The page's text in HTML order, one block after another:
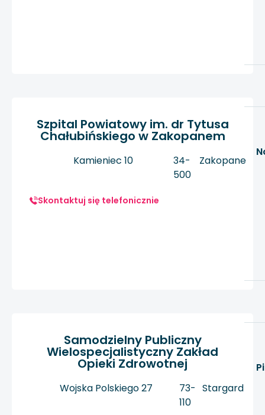
Szpital Powiatowy im. dr Tytusa
Chałubińskiego w Zakopanem
Kamieniec 10
34-
500
Zakopane
Skontaktuj się telefonicznie
Samodzielny Publiczny
Wielospecjalistyczny Zakład
Opieki Zdrowotnej
Wojska Polskiego 27
73-
110
Stargard